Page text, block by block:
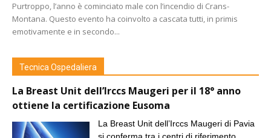
Purtroppo, l’anno è cominciato male con l’incendio di Crans-
Montana. Questo evento ha coinvolto a cascata tutti, in primis
emotivamente e in secondo...
Tecnica Ospedaliera
La Breast Unit dell’Irccs Maugeri per il 18° anno
ottiene la certificazione Eusoma
La Breast Unit dell’Irccs Maugeri di Pavia